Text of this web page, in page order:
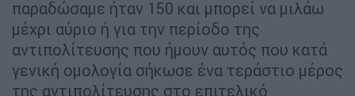
παραδώσαμε ήταν 150 και μπορεί να μιλάω
μέχρι αύριο ή για την περίοδο της
αντιπολίτευσης που ήμουν αυτός που κατά
γενική ομολογία σήκωσε ένα τεράστιο μέρος
της αντιπολίτευσης στο επιτελικό